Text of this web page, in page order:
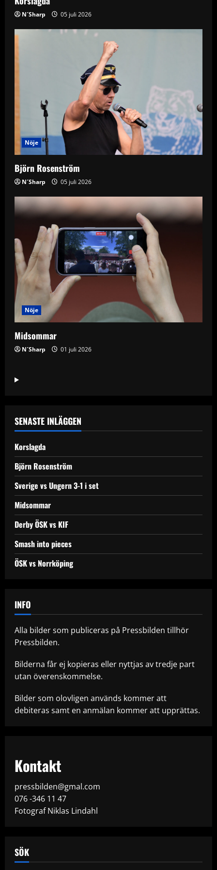
n N´Sharp 05 juli 2026
Nöje
Björn Rosenström
N´Sharp 05 juli 2026
Nöje
Midsommar
N´Sharp 01 juli 2026
SENASTE INLÄGGEN
Korslagda
Björn Rosenström
Sverige vs Ungern 3-1 i set
Midsommar
Derby ÖSK vs KIF
Smash into pieces
ÖSK vs Norrköping
INFO
Alla bilder som publiceras på Pressbilden tillhör
Pressbilden.
Bilderna får ej kopieras eller nyttjas av tredje part
utan överenskommelse.
Bilder som olovligen används kommer att
debiteras samt en anmälan kommer att upprättas.
Kontakt
pressbilden@gmal.com
076 -346 11 47
Fotograf Niklas Lindahl
SÖK